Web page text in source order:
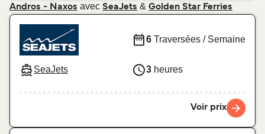
Andros - Naxos avec SeaJets & Golden Star Ferries
SeaJets
6 Traversées / Semaine
3 heures
Voir prix